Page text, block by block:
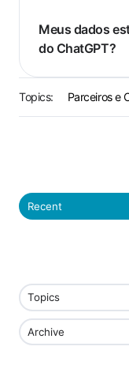
Meus dados
do ChatGPT?
Topics: Parceiros e
Recent
Topics
Archive